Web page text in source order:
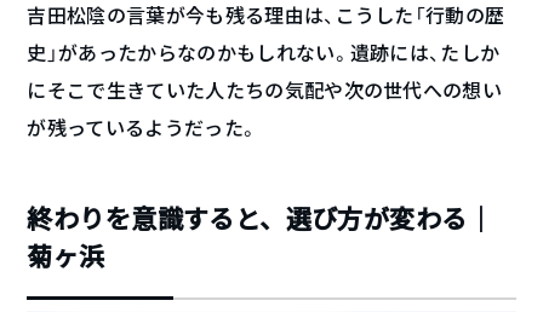
吉田松陰の言葉が今も残る理由は、こうした「行動の歴
史」があったからなのかもしれない。遺跡には、たしか
にそこで生きていた人たちの気配や次の世代への想い
が残っているようだった。
終わりを意識すると、選び方が変わる｜
菊ヶ浜